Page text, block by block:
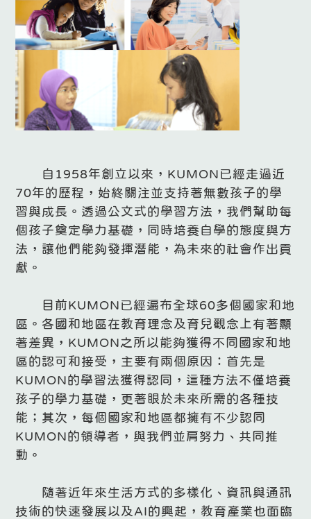
自1958年創立以來，KUMON已經走過近
70年的歷程，始終關注並支持著無數孩子的學
習與成長。透過公文式的學習方法，我們幫助每
個孩子奠定學力基礎，同時培養自學的態度與方
法，讓他們能夠發揮潛能，為未來的社會作出貢
獻。
目前KUMON已經遍布全球60多個國家和地
區。各國和地區在教育理念及育兒觀念上有著顯
著差異，KUMON之所以能夠獲得不同國家和地
區的認可和接受，主要有兩個原因：首先是
KUMON的學習法獲得認同，這種方法不僅培養
孩子的學力基礎，更著眼於未來所需的各種技
能；其次，每個國家和地區都擁有不少認同
KUMON的領導者，與我們並肩努力、共同推
動。
隨著近年來生活方式的多樣化、資訊與通訊
技術的快速發展以及AI的興起，教育產業也面臨